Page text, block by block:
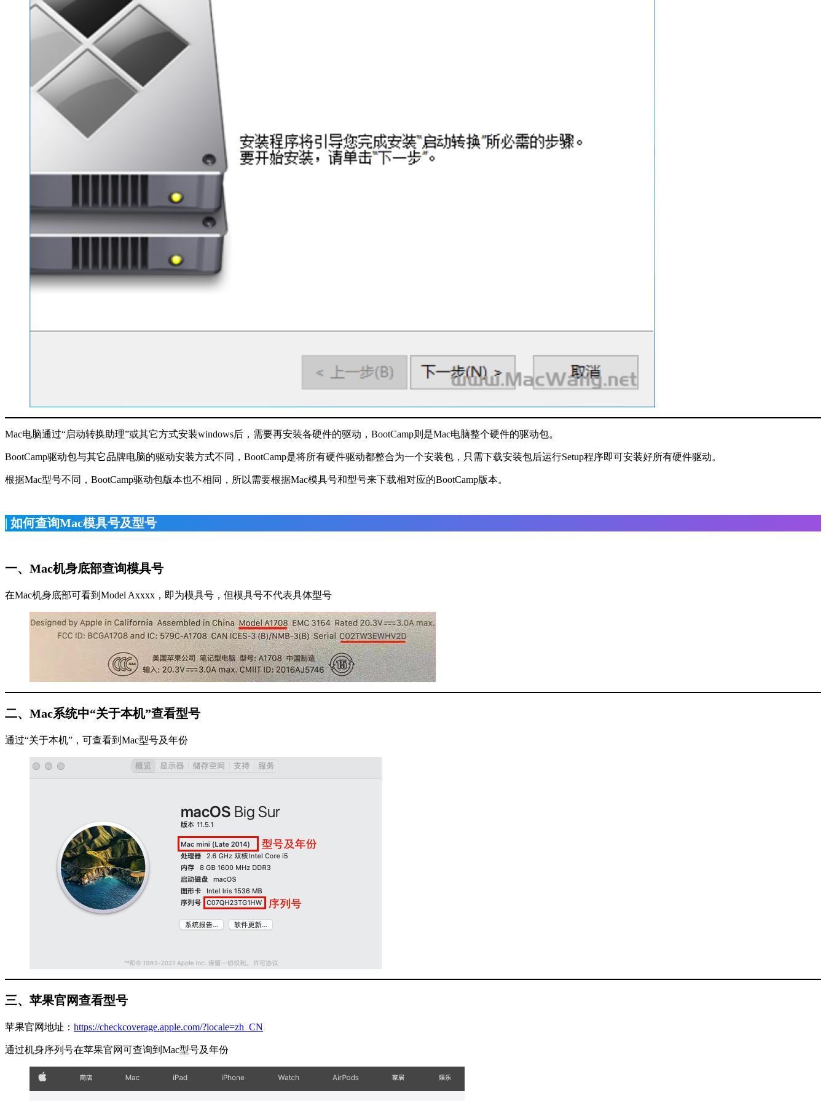
Mac电脑通过“启动转换助理”或其它方式安装windows后，需要再安装各硬件的驱动，BootCamp则是Mac电脑整个硬件的驱动包。
BootCamp驱动包与其它品牌电脑的驱动安装方式不同，BootCamp是将所有硬件驱动都整合为一个安装包，只需下载安装包后运行Setup程序即可安装好所有硬件驱动。
根据Mac型号不同，BootCamp驱动包版本也不相同，所以需要根据Mac模具号和型号来下载相对应的BootCamp版本。
| 如何查询Mac模具号及型号
一、Mac机身底部查询模具号
在Mac机身底部可看到Model Axxxx，即为模具号，但模具号不代表具体型号
二、Mac系统中“关于本机”查看型号
通过“关于本机”，可查看到Mac型号及年份
三、苹果官网查看型号
苹果官网地址： https://checkcoverage.apple.com/?locale=zh_CN
通过机身序列号在苹果官网可查询到Mac型号及年份